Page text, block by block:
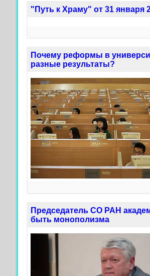
"Путь к Храму" от 31 января
Почему реформы в
разные результаты?
Председатель СО РАН
быть монополизма